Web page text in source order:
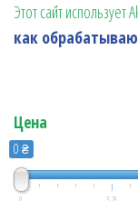
Этот сайт
как
Цена
0 ₴